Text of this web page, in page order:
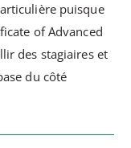
puisque
of Advanced
des stagiaires et
du côté